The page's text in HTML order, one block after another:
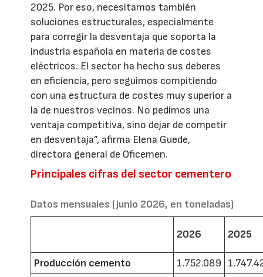
2025. Por eso, necesitamos también
soluciones estructurales, especialmente
para corregir la desventaja que soporta la
industria española en materia de costes
eléctricos. El sector ha hecho sus deberes
en eficiencia, pero seguimos compitiendo
con una estructura de costes muy superior a
la de nuestros vecinos. No pedimos una
ventaja competitiva, sino dejar de competir
en desventaja”, afirma Elena Guede,
directora general de Oficemen.
Principales cifras del sector cementero
Datos mensuales (junio 2026, en toneladas)
2026 2025
Producción cemento 1.752.089